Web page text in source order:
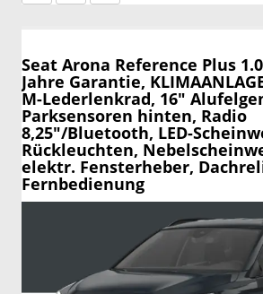
Seat Arona Reference Plus 1.0
Jahre Garantie,
M-Lederlenkrad, 16"
Parksensoren hinten, Radio
8,25"/Bluetooth, LED-
Rückleuchten,
elektr. Fensterheber,
Fernbedienung